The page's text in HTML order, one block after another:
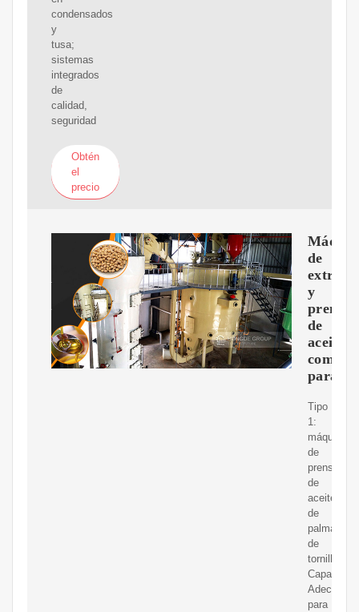
condensados
y
tusa;
sistemas
integrados
de
calidad,
seguridad
Obtén
el
precio
de
y
prensa
de
aceite
para
Tipo
1:
máquina
de
prensa
de
aceite
de
palma
de
tornillo
Adecuado
para